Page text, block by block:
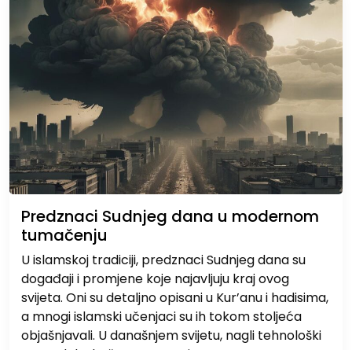
Predznaci Sudnjeg dana u modernom
tumačenju
U islamskoj tradiciji, predznaci Sudnjeg dana su
događaji i promjene koje najavljuju kraj ovog
svijeta. Oni su detaljno opisani u Kur’anu i hadisima,
a mnogi islamski učenjaci su ih tokom stoljeća
objašnjavali. U današnjem svijetu, nagli tehnološki